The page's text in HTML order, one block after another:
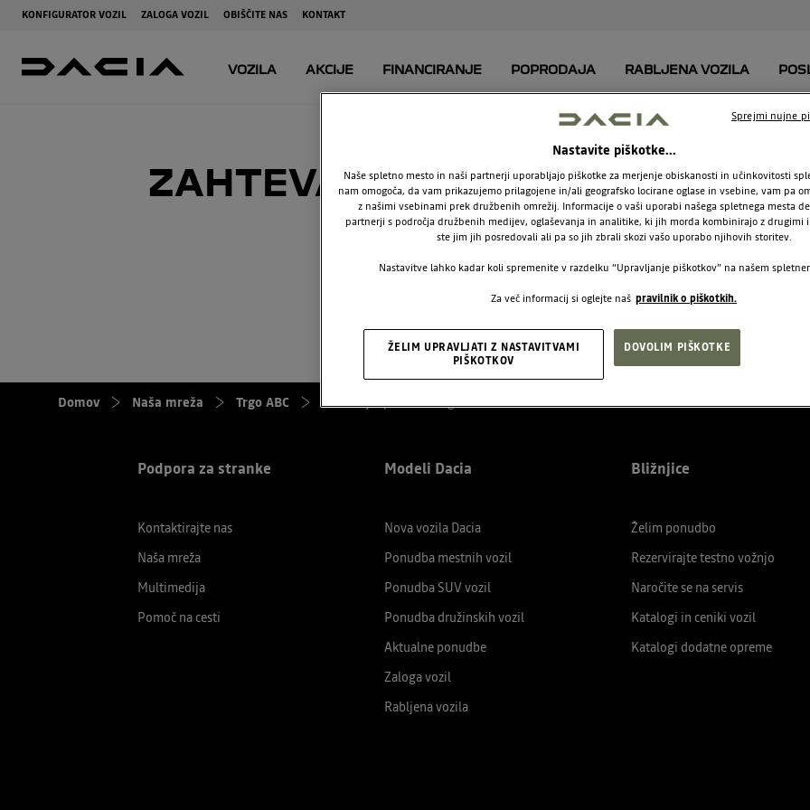
ZAHTEVA PONUDBE ZA NAKUP
Ste našli popolno vozilo zase?
Nastavite piškotke...
Naše spletno mesto in naši partnerji uporabljajo piškotke za merjenje obiskanosti in učinkovitosti
nam omogoča, da vam prikazujemo prilagojene in/ali geografsko locirane oglase in vsebine, vam pa
z našimi vsebinami prek družbenih omrežij. Informacije o vaši uporabi našega spletnega mesta
partnerji s področja družbenih medijev, oglaševanja in analitike, ki jih morda kombinirajo z drugimi
ste jim jih posredovali ali pa so jih zbrali skozi vašo uporabo njihovih storitev.
Nastavitve lahko kadar koli spremenite v razdelku “Upravljanje piškotkov” na našem
Za več informacij si oglejte naš pravilnik o piškotkih.
DOVOLIM PIŠKOTKE
ŽELIM UPRAVLJATI Z NASTAVITVAMI
PIŠKOTKOV
Sprejmi nujne